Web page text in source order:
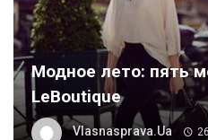
Модное лето: пять
LeBoutique
Vlasnasprava.ua